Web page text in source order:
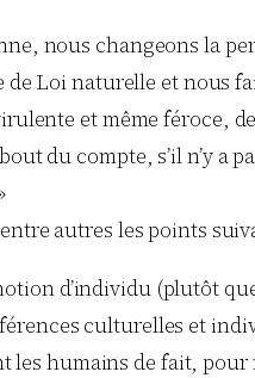
nous changeons la
Loi naturelle et nous
et même féroce,
du compte, s’il n’y
autres les points
d’individu (plutôt
culturelles et
les humains de fait,